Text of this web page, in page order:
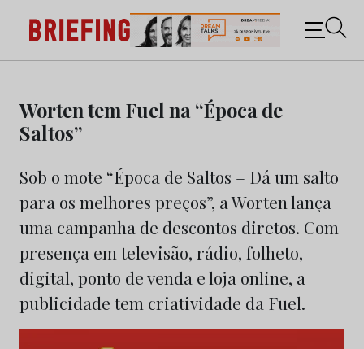
content
Briefing: Todas as notícias sobre os negócios do
Marketing e da Publicidade
Worten tem Fuel na “Época de
Saltos”
Sob o mote “Época de Saltos – Dá um salto
para os melhores preços”, a Worten lança
uma campanha de descontos diretos. Com
presença em televisão, rádio, folheto,
digital, ponto de venda e loja online, a
publicidade tem criatividade da Fuel.